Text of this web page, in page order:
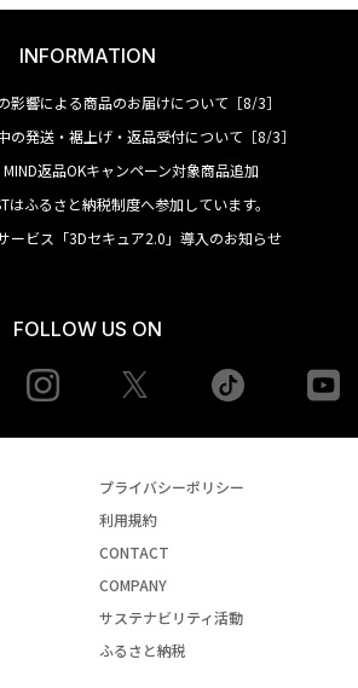
INFORMATION
影響による商品のお届けについて［8/3］
の発送・裾上げ・返品受付について［8/3］
MIND返品OKキャンペーン対象商品追加
はふるさと納税制度へ参加しています。
ービス「3Dセキュア2.0」導入のお知らせ
FOLLOW US ON
Instagram tiktok
プライバシーポリシー
利用規約
CONTACT
COMPANY
サステナビリティ活動
ふるさと納税